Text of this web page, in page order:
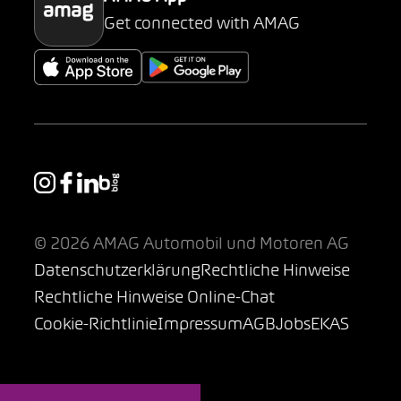
Get connected with AMAG
© 2026 AMAG Automobil und Motoren AG
DatenschutzerklärungRechtliche Hinweise
Rechtliche Hinweise Online-Chat
Cookie-RichtlinieImpressumAGBJobsEKAS